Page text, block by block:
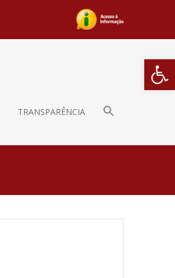
Barra de
TRANSPARÊNCIA